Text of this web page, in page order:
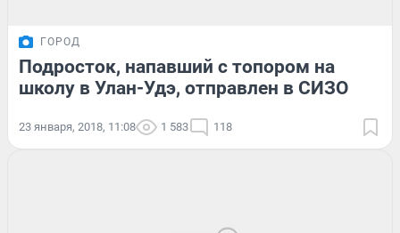
ГОРОД
Подросток, напавший с топором на
школу в Улан-Удэ, отправлен в СИЗО
23 января, 2018, 11:08 1 583 118